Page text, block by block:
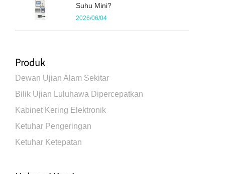
Suhu Mini?
2026/06/04
Produk
Dewan Ujian Alam Sekitar
Bilik Ujian Luluhawa Dipercepatkan
Kabinet Kering Elektronik
Ketuhar Pengeringan
Ketuhar Ketepatan